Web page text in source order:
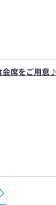
会席をご用意♪